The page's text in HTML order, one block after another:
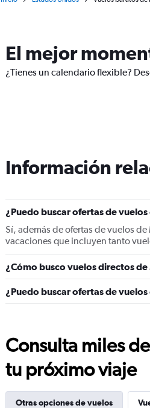
El mejor
¿Tienes un calendario flexible?
Información
¿Puedo buscar ofertas de
Sí, además de ofertas de vuelos
vacaciones que incluyen tanto
¿Cómo busco vuelos directos
¿Puedo buscar ofertas de
Consulta miles
tu próximo viaje
Otras opciones de vuelos